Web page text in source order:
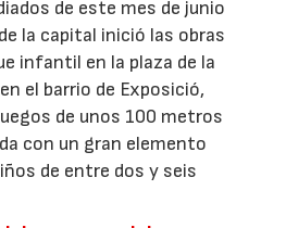
de este mes de junio
la capital inició las obras
infantil en la plaza de la
el barrio de Exposició,
de unos 100 metros
con un gran elemento
de entre dos y seis